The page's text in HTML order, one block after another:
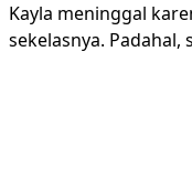
Kayla meninggal
sekelasnya.